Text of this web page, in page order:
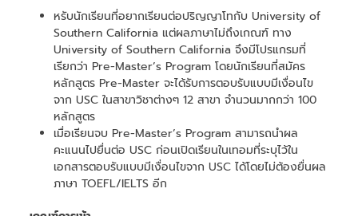
หรับนักเรียนที่อยากเรียนต่อปริญญาโทกับ University of
Southern California แต่ผลภาษาไม่ถึงเกณฑ์ ทาง
University of Southern California จึงมีโปรแกรมที่
เรียกว่า Pre-Master’s Program โดยนักเรียนที่สมัคร
หลักสูตร Pre-Master จะได้รับการตอบรับแบบมีเงื่อนไข
จาก USC ในสาขาวิชาต่างๆ 12 สาขา จำนวนมากกว่า 100
หลักสูตร
เมื่อเรียนจบ Pre-Master’s Program สามารถนำผล
คะแนนไปยื่นต่อ USC ก่อนเปิดเรียนในเทอมที่ระบุไว้ใน
เอกสารตอบรับแบบมีเงื่อนไขจาก USC ได้โดยไม่ต้องยื่นผล
ภาษา TOEFL/IELTS อีก